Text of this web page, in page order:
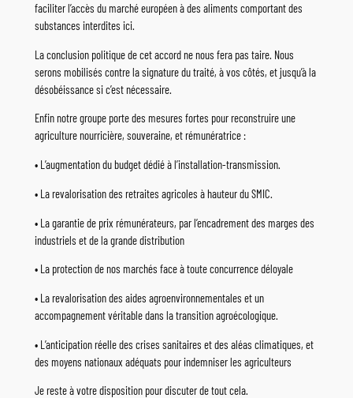
faciliter l’accès du marché européen à des aliments comportant des
substances interdites ici.
La conclusion politique de cet accord ne nous fera pas taire. Nous
serons mobilisés contre la signature du traité, à vos côtés, et jusqu’à la
désobéissance si c’est nécessaire.
Enfin notre groupe porte des mesures fortes pour reconstruire une
agriculture nourricière, souveraine, et rémunératrice :
• L’augmentation du budget dédié à l’installation-transmission.
• La revalorisation des retraites agricoles à hauteur du SMIC.
• La garantie de prix rémunérateurs, par l’encadrement des marges des
industriels et de la grande distribution
• La protection de nos marchés face à toute concurrence déloyale
• La revalorisation des aides agroenvironnementales et un
accompagnement véritable dans la transition agroécologique.
• L’anticipation réelle des crises sanitaires et des aléas climatiques, et
des moyens nationaux adéquats pour indemniser les agriculteurs
Je reste à votre disposition pour discuter de tout cela.